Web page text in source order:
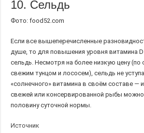
10. Сельдь
Фото: food52.com
Если все вышеперечисленные
душе, то для повышения уровня витамина
сельдь. Несмотря на более низкую цену (по
свежим тунцом и лососем), сельдь не
«солнечного» витамина в своём составе —
свежей или консервированной рыбы можно
половину суточной нормы.
Источник